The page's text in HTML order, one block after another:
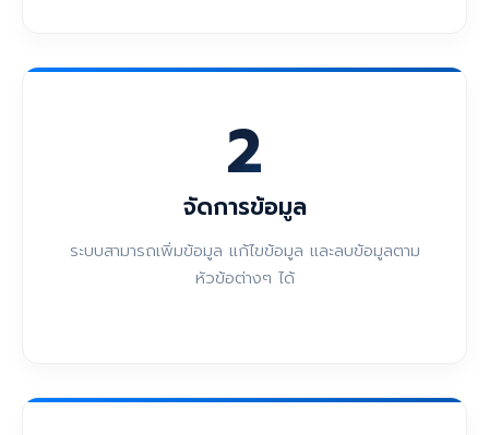
2
จัดการข้อมูล
ระบบสามารถเพิ่มข้อมูล แก้ไขข้อมูล และลบข้อมูลตาม
หัวข้อต่างๆ ได้